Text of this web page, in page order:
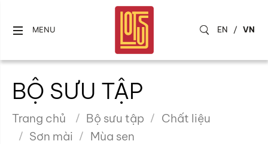
MENU EN / VN
BỘ SƯU TẬP
Trang chủ Bộ sưu tập
Chất liệu
Sơn mài
Mùa sen